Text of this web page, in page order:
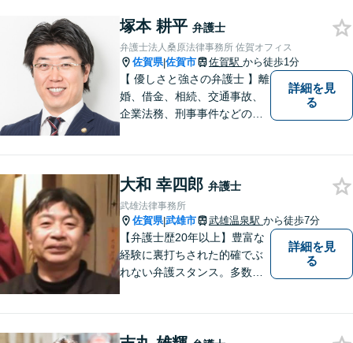
塚本 耕平 弁護士
弁護士法人桑原法律事務所 佐賀オフィス
佐賀県|佐賀市 佐賀駅 から徒歩1分
【 優しさと強さの弁護士 】離
婚、借金、相続、交通事故、
企業法務、刑事事件などのご
なリーガルサービスを提供い
たします。
詳細を見
る
大和 幸四郎 弁護士
武雄法律事務所
佐賀県|武雄市 武雄温泉駅 から徒歩7分
【弁護士歴20年以上】豊富な
経験に裏打ちされた的確でぶ
れない弁護スタンス。多数の
詳細を見
る